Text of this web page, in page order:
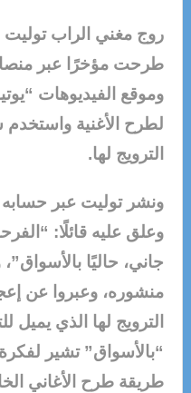
روج مغني الراب توليت
طرحت مؤخرًا عبر
وموقع الفيديوهات
لطرح الأغنية
الترويج لها.
ونشر توليت عبر حسابه
وعلق عليه قائلًا:
جاني، حاليًا
منشوره، وعبروا عن
الترويج لها الذي يميل
“بالأسواق” تشير
طريقة طرح الأغاني